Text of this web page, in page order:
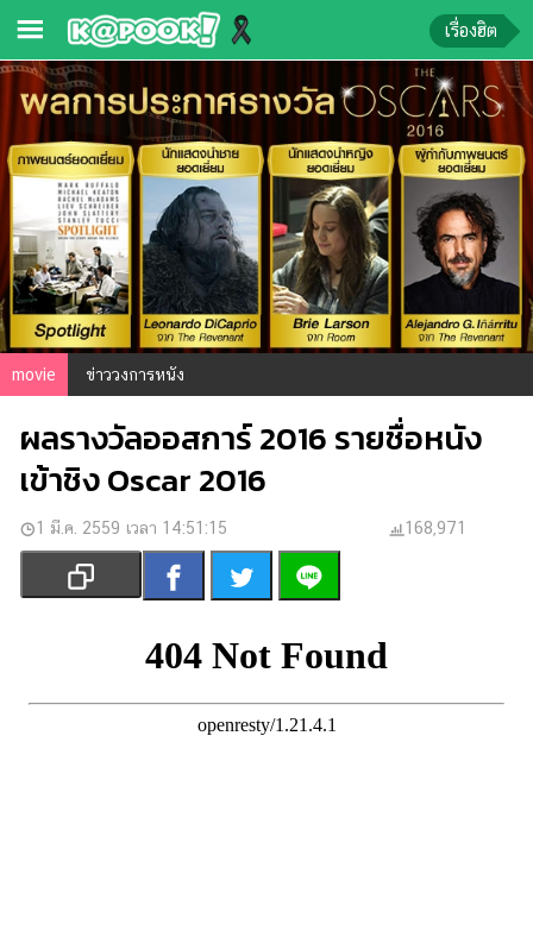
ข่าว-
ความ
รู้
ข่าว
ข่าว
บันเทิง
ตรวจ
หวย
บอล
สด
เงิน
การ
เรื่องฮิต
movie ข่าววงการหนัง
ผลรางวัลออสการ์ 2016 รายชื่อหนัง
เข้าชิง Oscar 2016
1 มี.ค. 2559 เวลา 14:51:15 168,971